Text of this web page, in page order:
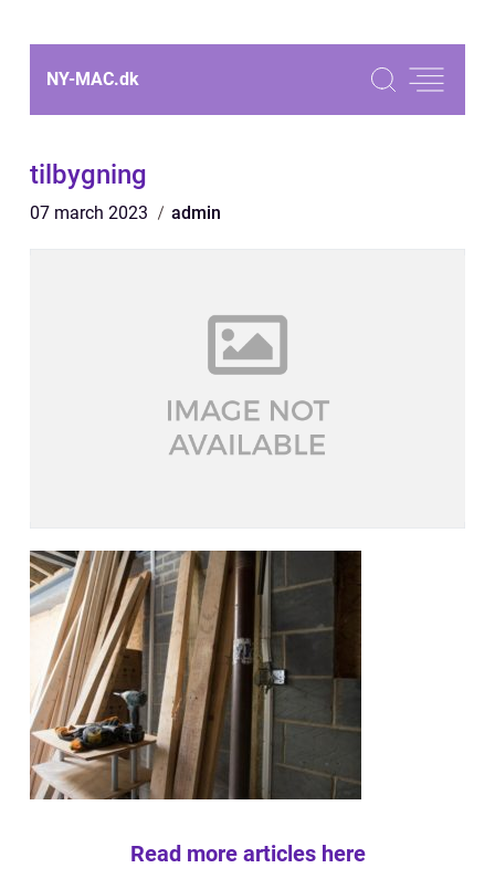
NY-MAC.dk
tilbygning
07 march 2023 admin
Read more articles here